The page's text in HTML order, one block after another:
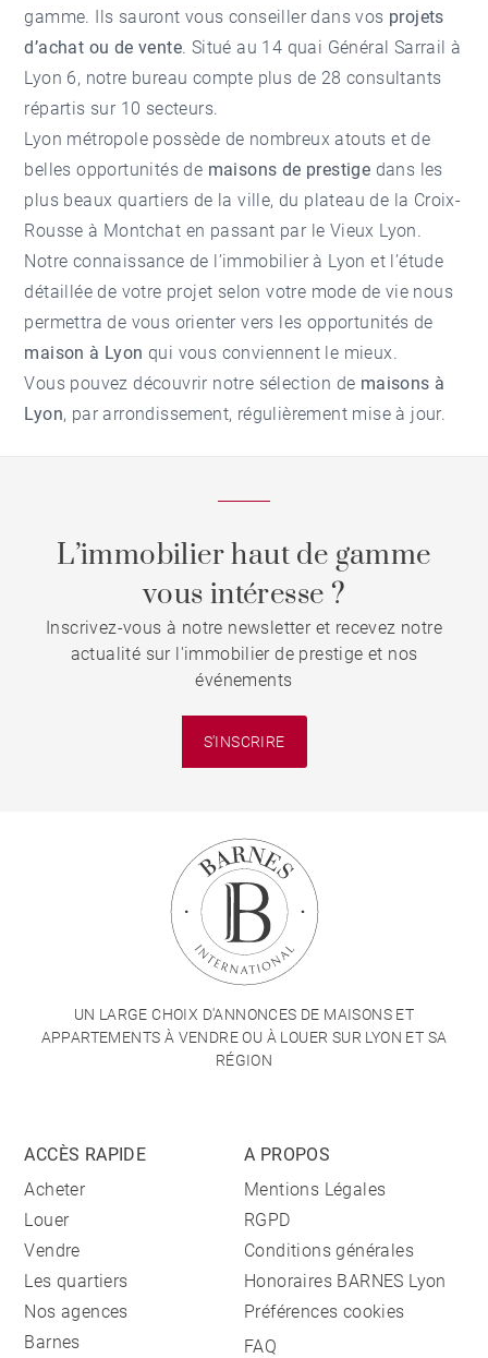
gamme. Ils sauront vous conseiller dans vos projets
d’achat ou de vente. Situé au 14 quai Général Sarrail à
Lyon 6, notre bureau compte plus de 28 consultants
répartis sur 10 secteurs.
Lyon métropole possède de nombreux atouts et de
belles opportunités de maisons de prestige dans les
plus beaux quartiers de la ville, du plateau de la Croix-
Rousse à Montchat en passant par le Vieux Lyon.
Notre connaissance de l’immobilier à Lyon et l’étude
détaillée de votre projet selon votre mode de vie nous
permettra de vous orienter vers les opportunités de
maison à Lyon qui vous conviennent le mieux.
Vous pouvez découvrir notre sélection de maisons à
Lyon, par arrondissement, régulièrement mise à jour.
L’immobilier haut de gamme
vous intéresse ?
Inscrivez-vous à notre newsletter et recevez notre
actualité sur l'immobilier de prestige et nos
événements
S'INSCRIRE
UN LARGE CHOIX D'ANNONCES DE MAISONS ET
APPARTEMENTS À VENDRE OU À LOUER SUR LYON ET SA
RÉGION
ACCÈS RAPIDE
Acheter
Louer
Vendre
Les quartiers
Nos agences
Barnes
A PROPOS
Mentions Légales
RGPD
Conditions générales
Honoraires BARNES Lyon
Préférences cookies
FAQ